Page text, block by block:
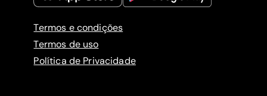
Termos e condições
Termos de uso
Política de Privacidade